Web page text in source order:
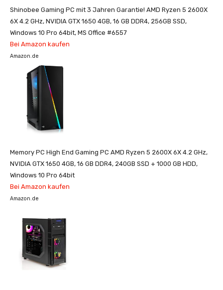
Shinobee Gaming PC mit 3 Jahren Garantie! AMD Ryzen 5 2600X
6X 4.2 GHz, NVIDIA GTX 1650 4GB, 16 GB DDR4, 256GB SSD,
Windows 10 Pro 64bit, MS Office #6557
Bei Amazon kaufen
Amazon.de
Memory PC High End Gaming PC AMD Ryzen 5 2600X 6X 4.2 GHz,
NVIDIA GTX 1650 4GB, 16 GB DDR4, 240GB SSD + 1000 GB HDD,
Windows 10 Pro 64bit
Bei Amazon kaufen
Amazon.de